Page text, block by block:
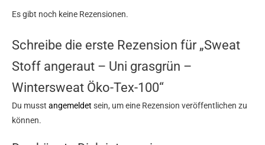
Es gibt noch keine Rezensionen.
Schreibe die erste Rezension für „Sweat
Stoff angeraut – Uni grasgrün –
Wintersweat Öko-Tex-100“
Du musst angemeldet sein, um eine Rezension veröffentlichen zu
können.